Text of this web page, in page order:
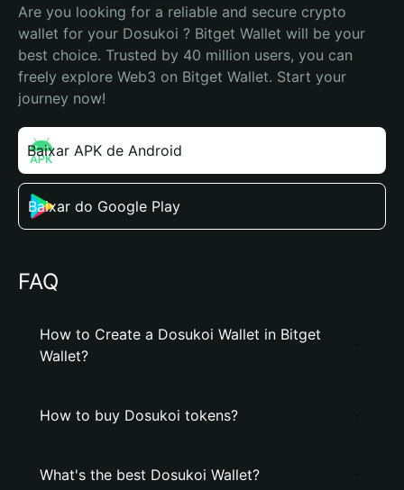
Are you looking for a reliable and secure crypto
wallet for your Dosukoi ? Bitget Wallet will be your
best choice. Trusted by 40 million users, you can
freely explore Web3 on Bitget Wallet. Start your
journey now!
Baixar APK de Android
Baixar do Google Play
FAQ
How to Create a Dosukoi Wallet in Bitget
Wallet?
How to buy Dosukoi tokens?
What's the best Dosukoi Wallet?